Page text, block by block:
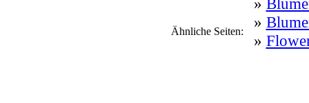
Ähnliche Seiten:
»
»